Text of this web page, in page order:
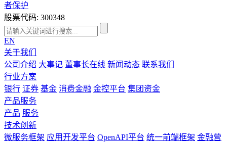
者保护
股票代码: 300348
EN
关于我们
公司介绍 大事记 董事长在线 新闻动态 联系我们
行业方案
银行 证券 基金 消费金融 金控平台 集团资金
产品服务
产品 服务
技术创新
微服务框架 应用开发平台 OpenAPI平台 统一前端框架 金融营